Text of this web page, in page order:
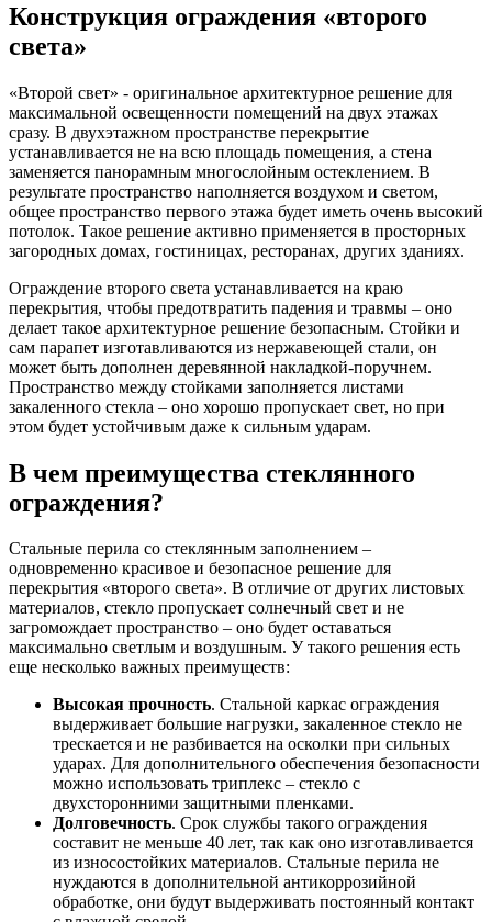
Конструкция ограждения «второго
света»
«Второй свет» - оригинальное архитектурное решение для
максимальной освещенности помещений на двух этажах
сразу. В двухэтажном пространстве перекрытие
устанавливается не на всю площадь помещения, а стена
заменяется панорамным многослойным остеклением. В
результате пространство наполняется воздухом и светом,
общее пространство первого этажа будет иметь очень высокий
потолок. Такое решение активно применяется в просторных
загородных домах, гостиницах, ресторанах, других зданиях.
Ограждение второго света устанавливается на краю
перекрытия, чтобы предотвратить падения и травмы – оно
делает такое архитектурное решение безопасным. Стойки и
сам парапет изготавливаются из нержавеющей стали, он
может быть дополнен деревянной накладкой-поручнем.
Пространство между стойками заполняется листами
закаленного стекла – оно хорошо пропускает свет, но при
этом будет устойчивым даже к сильным ударам.
В чем преимущества стеклянного
ограждения?
Стальные перила со стеклянным заполнением –
одновременно красивое и безопасное решение для
перекрытия «второго света». В отличие от других листовых
материалов, стекло пропускает солнечный свет и не
загромождает пространство – оно будет оставаться
максимально светлым и воздушным. У такого решения есть
еще несколько важных преимуществ:
Высокая прочность. Стальной каркас ограждения
выдерживает большие нагрузки, закаленное стекло не
трескается и не разбивается на осколки при сильных
ударах. Для дополнительного обеспечения безопасности
можно использовать триплекс – стекло с
двухсторонними защитными пленками.
Долговечность. Срок службы такого ограждения
составит не меньше 40 лет, так как оно изготавливается
из износостойких материалов. Стальные перила не
нуждаются в дополнительной антикоррозийной
обработке, они будут выдерживать постоянный контакт